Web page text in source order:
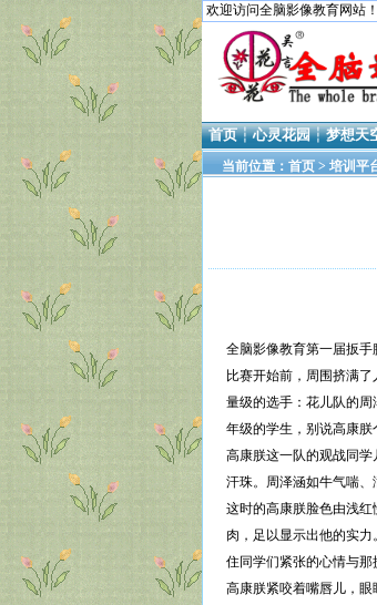
欢迎访问全脑影像教
首页 ┆ 心灵花园 ┆ 梦想天
当前位置： 首页 > 培训平
全脑影像教育第一届扳手
比赛开始前，周围挤满
量级的选手：花儿队的
年级的学生，别说高康朕
高康朕这一队的观战同
汗珠。周泽涵如牛气喘、
这时的高康朕脸色由浅
肉，足以显示出他的实
住同学们紧张的心情与那
高康朕紧咬着嘴唇儿，